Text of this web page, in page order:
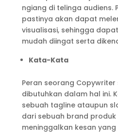
ngiang di telinga audiens.
pastinya akan dapat
visualisasi, sehingga
mudah diingat serta
Kata-Kata
Peran seorang
dibutuhkan dalam hal ini.
sebuah tagline ataupun
dari sebuah brand produk
meninggalkan kesan